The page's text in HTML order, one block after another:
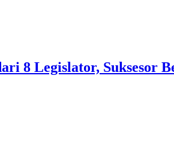
8 Legislator, Suksesor